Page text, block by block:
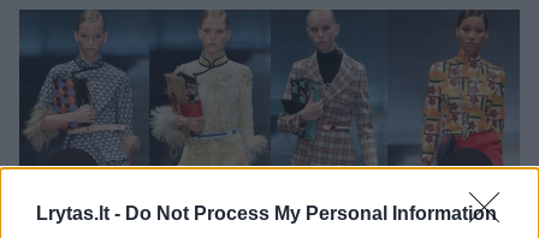
Lrytas.lt - Do Not Process My Personal Information